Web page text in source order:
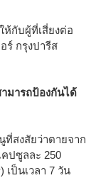
กับผู้ที่เสี่ยงต่อ
ร์ กรุงปารีส
ามารถป้องกันได้
สงสัยว่าตายจาก
ปซูลละ 250
เป็นเวลา 7 วัน